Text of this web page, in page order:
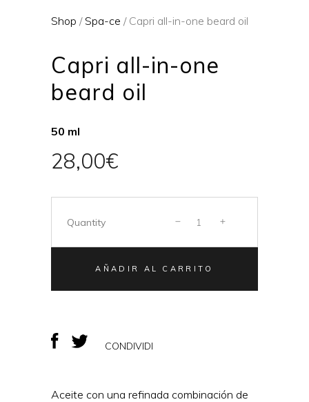
Shop /Spa-ce / Capri all-in-one beard oil
Capri all-in-one
beard oil
50 ml
28,00€
Quantity
AÑADIR AL CARRITO
CONDIVIDI
Aceite con una refinada combinación de